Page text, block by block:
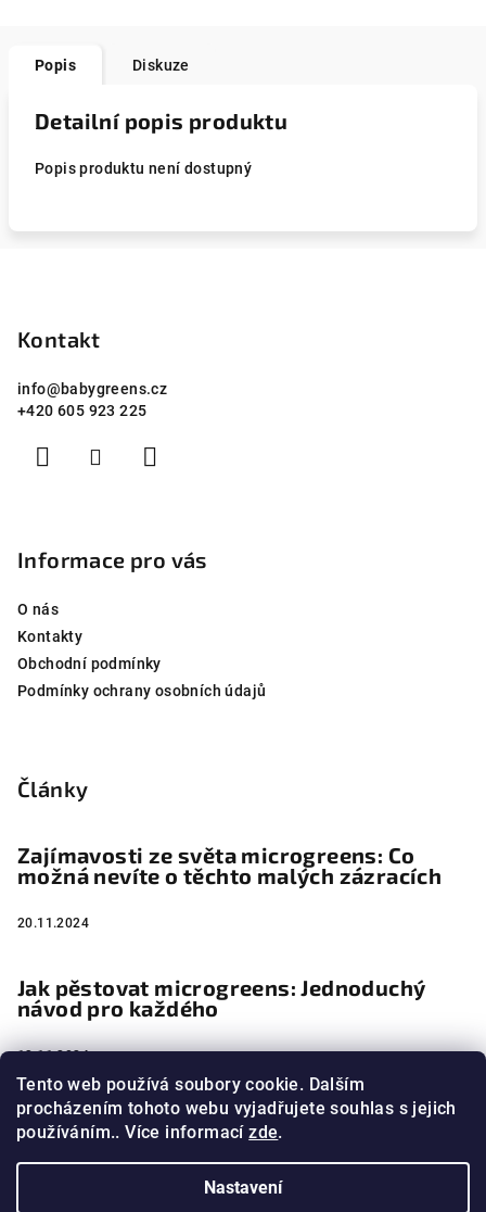
Tento web používá soubory cookie. Dalším
procházením tohoto webu vyjadřujete souhlas s jejich
používáním.. Více informacízde.
Nastavení
Popis Diskuze
Detailní popis produktu
Popis produktu není dostupný
Kontakt
info@babygreens.cz
+420 605 923 225
Informace pro vás
O nás
Kontakty
Obchodní podmínky
Podmínky ochrany osobních údajů
Články
Zajímavosti ze světa microgreens: Co
možná nevíte o těchto malých zázracích
20.11.2024
Jak pěstovat microgreens: Jednoduchý
návod pro každého
13.11.2024
Microgreens jako jedlé umění
4.11.2024